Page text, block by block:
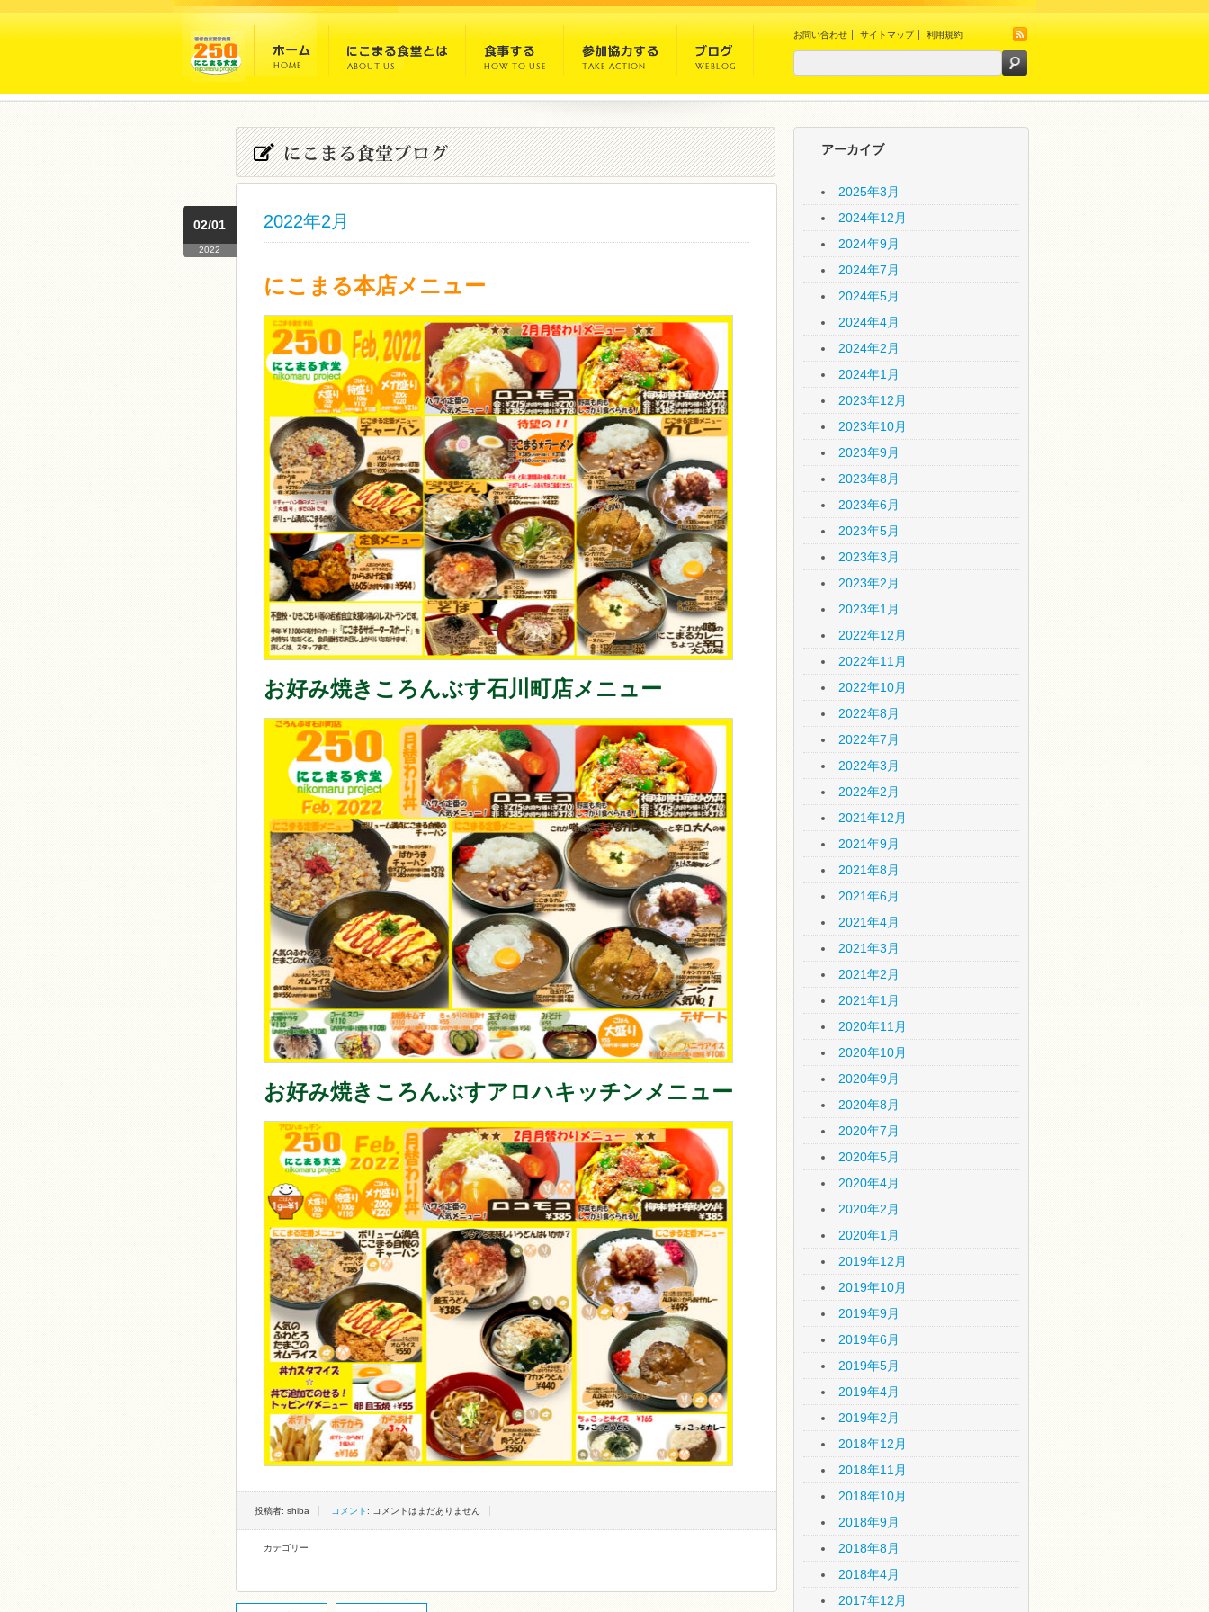
お問い合わせ サイトマップ 利用規約
2022年2月
02/01
2022
にこまる本店メニュー
お好み焼きころんぶす石川町店メニュー
お好み焼きころんぶすアロハキッチンメニュー
投稿者: shiba コメント : コメントはまだありません
カテゴリー
アーカイブ
2025年3月
2024年12月
2024年9月
2024年7月
2024年5月
2024年4月
2024年2月
2024年1月
2023年12月
2023年10月
2023年9月
2023年8月
2023年6月
2023年5月
2023年3月
2023年2月
2023年1月
2022年12月
2022年11月
2022年10月
2022年8月
2022年7月
2022年3月
2022年2月
2021年12月
2021年9月
2021年8月
2021年6月
2021年4月
2021年3月
2021年2月
2021年1月
2020年11月
2020年10月
2020年9月
2020年8月
2020年7月
2020年5月
2020年4月
2020年2月
2020年1月
2019年12月
2019年10月
2019年9月
2019年6月
2019年5月
2019年4月
2019年2月
2018年12月
2018年11月
2018年10月
2018年9月
2018年8月
2018年4月
2017年12月